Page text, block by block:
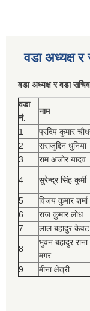
वडा अध्यक्ष
वडा अध्यक्ष र वडा
वडा
नं.
नाम
1 प्रदिप कुमार
2
सराजुद्दिन धुनिया
3
राम अजोर यादव
4 सुरेन्द्र सिंह कुर्मी
5 विजय कुमार शर्मा
6
राज कुमार लोध
7
लाल बहादुर केवट
8
भुवन बहादुर राना
मगर
9 मीना क्षेत्री